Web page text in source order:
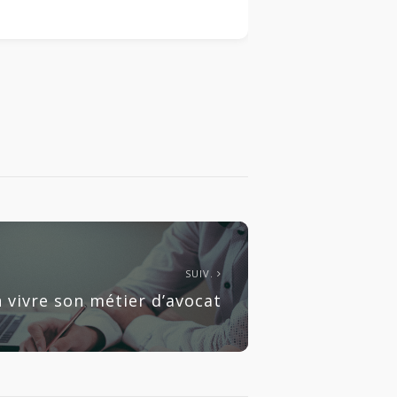
SUIV.
vivre son métier d’avocat